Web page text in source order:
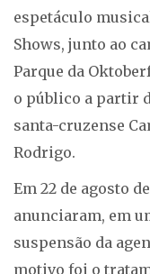
espetáculo
Shows, junto ao
Parque da
o público a partir
santa-cruzense
Rodrigo.
Em 22 de agosto
anunciaram, em
suspensão da
motivo foi o